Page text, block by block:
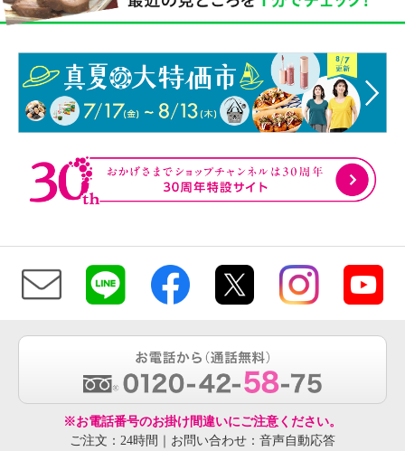
※お電話番号のお掛け間違いにご注意ください。
ご注文：24時間｜お問い合わせ：音声自動応答